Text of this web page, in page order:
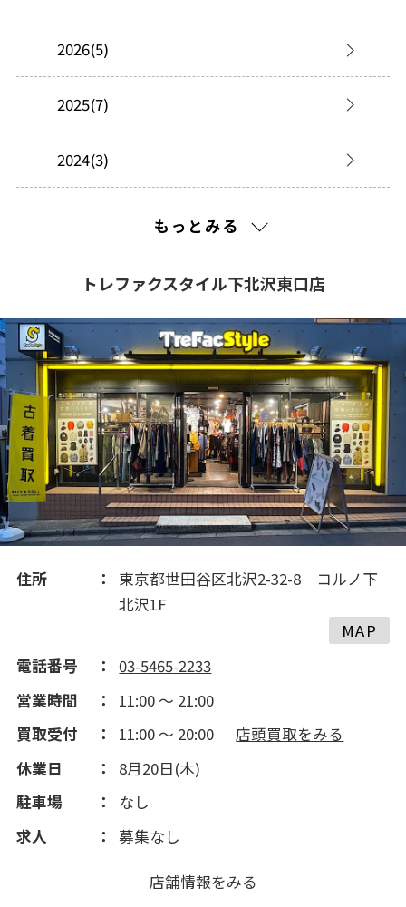
2026(5)
2025(7)
2024(3)
2021(223)
2020(220)
2019(313)
2018(242)
2017(125)
もっとみる
トレファクスタイル下北沢東口店
住所
東京都世田谷区北沢2-32-8 コルノ下
北沢1F
MAP
電話番号
03-5465-2233
営業時間
11:00 ～ 21:00
買取受付
11:00 ～ 20:00
店頭買取をみる
休業日
8月20日(木)
駐車場
なし
求人
募集なし
店舗情報をみる